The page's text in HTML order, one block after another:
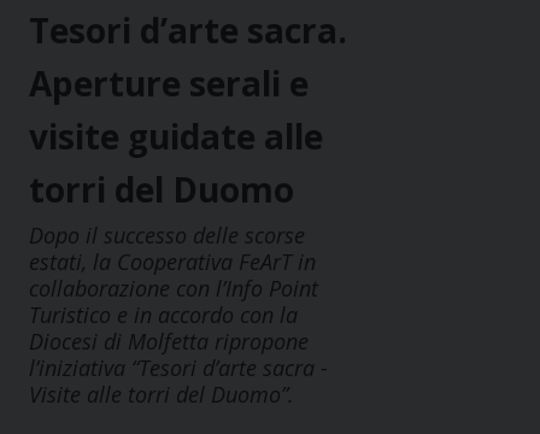
Tesori d’arte sacra.
Aperture serali e
visite guidate alle
torri del Duomo
Dopo il successo delle scorse
estati, la Cooperativa FeArT in
collaborazione con l’Info Point
Turistico e in accordo con la
Diocesi di Molfetta ripropone
l’iniziativa “Tesori d’arte sacra -
Visite alle torri del Duomo”.